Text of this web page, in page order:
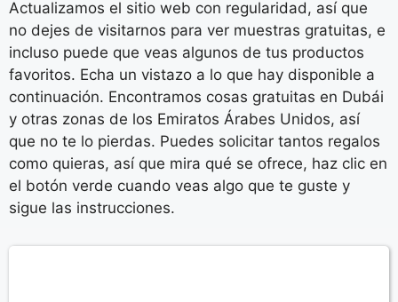
Actualizamos el sitio web con regularidad, así que
no dejes de visitarnos para ver muestras gratuitas, e
incluso puede que veas algunos de tus productos
favoritos. Echa un vistazo a lo que hay disponible a
continuación. Encontramos cosas gratuitas en Dubái
y otras zonas de los Emiratos Árabes Unidos, así
que no te lo pierdas. Puedes solicitar tantos regalos
como quieras, así que mira qué se ofrece, haz clic en
el botón verde cuando veas algo que te guste y
sigue las instrucciones.